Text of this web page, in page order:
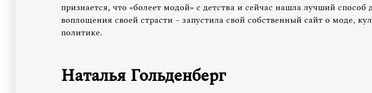
признается, что «болеет модой» с детства и сейчас нашла лучший способ
воплощения своей страсти – запустила свой собственный сайт о моде,
политике.
Наталья Гольденберг